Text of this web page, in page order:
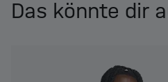
Das könnte dir